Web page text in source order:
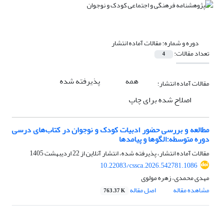
دوره و شماره:مقالات آماده انتشار
تعداد مقالات: 4
مقالات آماده انتشار: همه
پذیرفته شده
اصلاح شده برای چاپ
مطالعه و بررسی حضور ادبیات کودک و نوجوان در کتاب‌های درسی
دوره متوسطه:الگوها و پیامدها
مقالات آماده انتشار، پذیرفته شده، انتشار آنلاین از22 اردیبهشت 1405
10.22083/cssca.2026.542781.1086
مهدی محمدی، زهره مولوی
مشاهده مقاله
اصل مقاله 763.37 K